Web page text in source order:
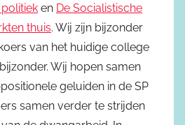
en De Socialistische
thuis. Wij zijn bijzonder
van het huidige college
Wij hopen samen
geluiden in de SP
samen verder te strijden